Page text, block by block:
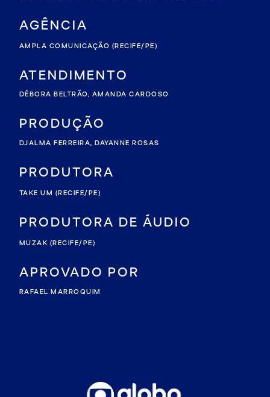
AGÊNCIA
AMPLA COMUNICAÇÃO (RECIFE/PE)
ATENDIMENTO
DÉBORA BELTRÃO, AMANDA CARDOSO
PRODUÇÃO
DJALMA FERREIRA, DAYANNE ROSAS
PRODUTORA
TAKE UM (RECIFE/PE)
PRODUTORA DE ÁUDIO
MUZAK (RECIFE/PE)
APROVADO POR
RAFAEL MARROQUIM